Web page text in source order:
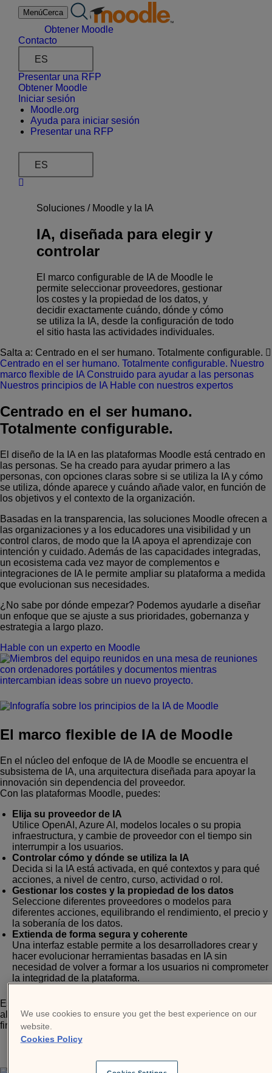
saltar
MenúCerca
Obtener Moodle
Contacto
ES
Presentar una RFP
Obtener Moodle
Iniciar sesión
Moodle.org
Ayuda para iniciar sesión
Presentar una RFP
ES
Soluciones / Moodle y la IA
IA, diseñada para elegir y
controlar
El marco configurable de IA de Moodle le
permite seleccionar proveedores, gestionar
los costes y la propiedad de los datos, y
decidir exactamente cuándo, dónde y cómo
se utiliza la IA, desde la configuración de todo
el sitio hasta las actividades individuales.
Salta a: Centrado en el ser humano. Totalmente configurable.
Centrado en el ser humano. Totalmente configurable. Nuestro
marco flexible de IA Construido para ayudar a las personas
Nuestros principios de IA Hable con nuestros expertos
Centrado en el ser humano.
Totalmente configurable.
El diseño de la IA en las plataformas Moodle está centrado en
las personas. Se ha creado para ayudar primero a las
personas, con opciones claras sobre si se utiliza la IA y cómo
se utiliza, dónde aparece y cuándo añade valor, en función de
los objetivos y el contexto de la organización.
Basadas en la transparencia, las soluciones Moodle ofrecen a
las organizaciones y a los educadores una visibilidad y un
control claros, de modo que la IA apoya el aprendizaje con
intención y cuidado. Además de las capacidades integradas,
un ecosistema cada vez mayor de complementos e
integraciones de IA le permite ampliar su plataforma a medida
que evolucionan sus necesidades.
¿No sabe por dónde empezar? Podemos ayudarle a diseñar
un enfoque que se ajuste a sus prioridades, gobernanza y
estrategia a largo plazo.
Hable con un experto en Moodle
El marco flexible de IA de Moodle
En el núcleo del enfoque de IA de Moodle se encuentra el
subsistema de IA, una arquitectura diseñada para apoyar la
innovación sin dependencia del proveedor.
Con las plataformas Moodle, puedes:
Elija su proveedor de IA
Utilice OpenAI, Azure AI, modelos locales o su propia
infraestructura, y cambie de proveedor con el tiempo sin
interrumpir a los usuarios.
Controlar cómo y dónde se utiliza la IA
Decida si la IA está activada, en qué contextos y para qué
acciones, a nivel de centro, curso, actividad o rol.
Gestionar los costes y la propiedad de los datos
Seleccione diferentes proveedores o modelos para
diferentes acciones, equilibrando el rendimiento, el precio y
la soberanía de los datos.
Extienda de forma segura y coherente
Una interfaz estable permite a los desarrolladores crear y
hacer evolucionar herramientas basadas en IA sin
necesidad de volver a formar a los usuarios ni comprometer
la integridad de la plataforma.
Esta arquitectura favorece la experimentación y el crecimiento,
al tiempo que mantiene la gobernanza y la supervisión
firmemente en sus manos.
We use cookies to ensure you get the best experience on our
website.
Cookies Policy